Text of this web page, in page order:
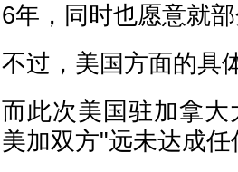
6年，同时也愿意就
不过，美国方面的具
而此次美国驻加拿
美加双方"远未达成